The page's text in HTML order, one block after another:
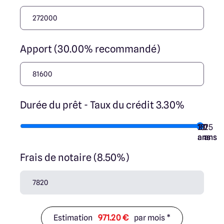
nos partenaires fonciers.
Apport (30.00% recommandé)
Durée du prêt - Taux du crédit 3.30%
7
ans
10
ans
15
ans
20
ans
25
ans
Frais de notaire (8.50%)
Estimation 971.20 € par mois *